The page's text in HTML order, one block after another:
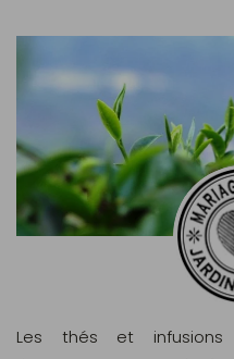
Les thés et